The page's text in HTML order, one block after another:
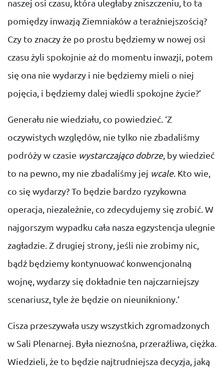
naszej osi czasu, która uległaby zniszczeniu, to ta
pomiędzy inwazją Ziemniaków a teraźniejszością?
Czy to znaczy że po prostu będziemy w nowej osi
czasu żyli spokojnie aż do momentu inwazji, potem
się ona nie wydarzy i nie będziemy mieli o niej
pojęcia, i będziemy dalej wiedli spokojne życie?’
Generału nie wiedziału, co powiedzieć. ‘Z
oczywistych względów, nie tylko nie zbadaliśmy
podróży w czasie wystarczająco dobrze, by wiedzieć
to na pewno, my nie zbadaliśmy jej wcale. Kto wie,
co się wydarzy? To będzie bardzo ryzykowna
operacja, niezależnie, co zdecydujemy się zrobić. W
najgorszym wypadku cała nasza egzystencja ulegnie
zagładzie. Z drugiej strony, jeśli nie zrobimy nic,
bądź będziemy kontynuować konwencjonalną
wojnę, wydarzy się dokładnie ten najczarniejszy
scenariusz, tyle że będzie on nieunikniony.’
Cisza przeszywała uszy wszystkich zgromadzonych
w Sali Plenarnej. Była nieznośna, przeraźliwa, ciężka.
Wiedzieli, że to będzie najtrudniejsza decyzja, jaką